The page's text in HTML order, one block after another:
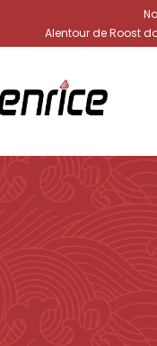
Alentour de Roost